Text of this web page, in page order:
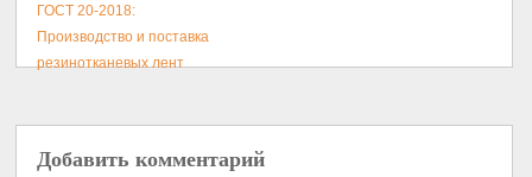
ГОСТ 20-2018:
Производство и поставка
резинотканевых лент
Добавить комментарий